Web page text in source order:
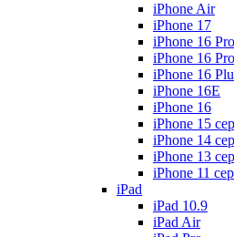
iPhone Air
iPhone 17
iPhone 16
iPhone 16 Pro
iPhone 16
iPhone 16E
iPhone 16
iPhone 15
iPhone 14
iPhone 13
iPhone 11
iPad
iPad 10.9
iPad Air